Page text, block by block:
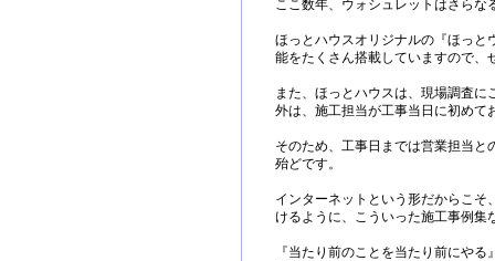
ここ数年、ウォシュレットはさらな
ほっとハウスオリジナルの『ほっと
能をたくさん搭載していますので、
また、ほっとハウスは、現場調査に
外は、施工担当が工事当日に初めて
そのため、工事日までは営業担当と
殆どです。
インターネットという形だからこそ
けるように、こういった施工事例集
『当たり前のことを当たり前にや